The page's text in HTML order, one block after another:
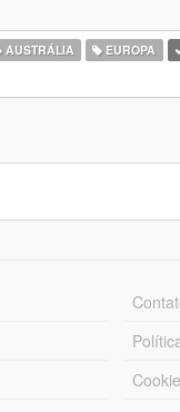
AUSTRÁLIA EUROPA